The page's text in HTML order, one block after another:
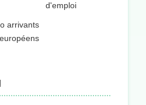
d'emploi
arrivants